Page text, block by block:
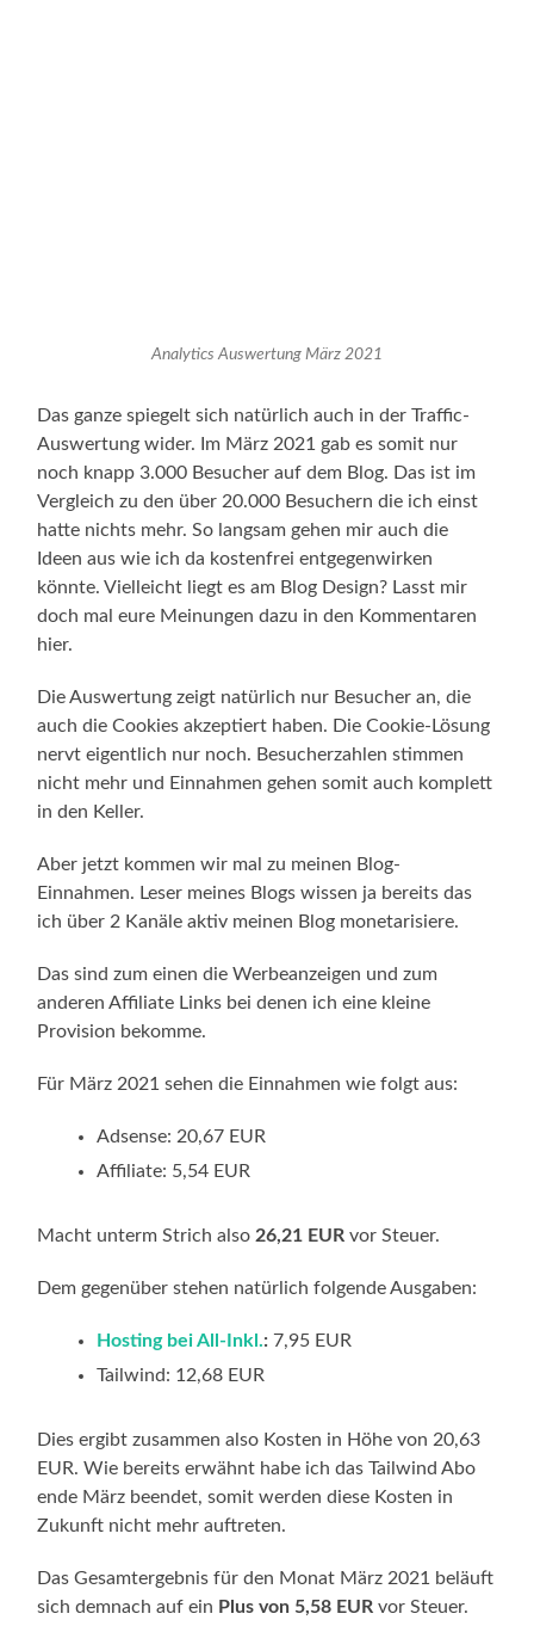
Analytics Auswertung März 2021
Das ganze spiegelt sich natürlich auch in der Traffic-
Auswertung wider. Im März 2021 gab es somit nur
noch knapp 3.000 Besucher auf dem Blog. Das ist im
Vergleich zu den über 20.000 Besuchern die ich einst
hatte nichts mehr. So langsam gehen mir auch die
Ideen aus wie ich da kostenfrei entgegenwirken
könnte. Vielleicht liegt es am Blog Design? Lasst mir
doch mal eure Meinungen dazu in den Kommentaren
hier.
Die Auswertung zeigt natürlich nur Besucher an, die
auch die Cookies akzeptiert haben. Die Cookie-Lösung
nervt eigentlich nur noch. Besucherzahlen stimmen
nicht mehr und Einnahmen gehen somit auch komplett
in den Keller.
Aber jetzt kommen wir mal zu meinen Blog-
Einnahmen. Leser meines Blogs wissen ja bereits das
ich über 2 Kanäle aktiv meinen Blog monetarisiere.
Das sind zum einen die Werbeanzeigen und zum
anderen Affiliate Links bei denen ich eine kleine
Provision bekomme.
Für März 2021 sehen die Einnahmen wie folgt aus:
Adsense: 20,67 EUR
Affiliate: 5,54 EUR
Macht unterm Strich also 26,21 EUR vor Steuer.
Dem gegenüber stehen natürlich folgende Ausgaben:
Hosting bei All-Inkl.: 7,95 EUR
Tailwind: 12,68 EUR
Dies ergibt zusammen also Kosten in Höhe von 20,63
EUR. Wie bereits erwähnt habe ich das Tailwind Abo
ende März beendet, somit werden diese Kosten in
Zukunft nicht mehr auftreten.
Das Gesamtergebnis für den Monat März 2021 beläuft
sich demnach auf ein Plus von 5,58 EUR vor Steuer.